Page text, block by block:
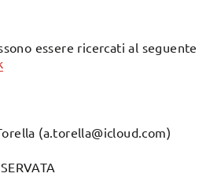
essere ricercati al seguente
(a.torella@icloud.com)